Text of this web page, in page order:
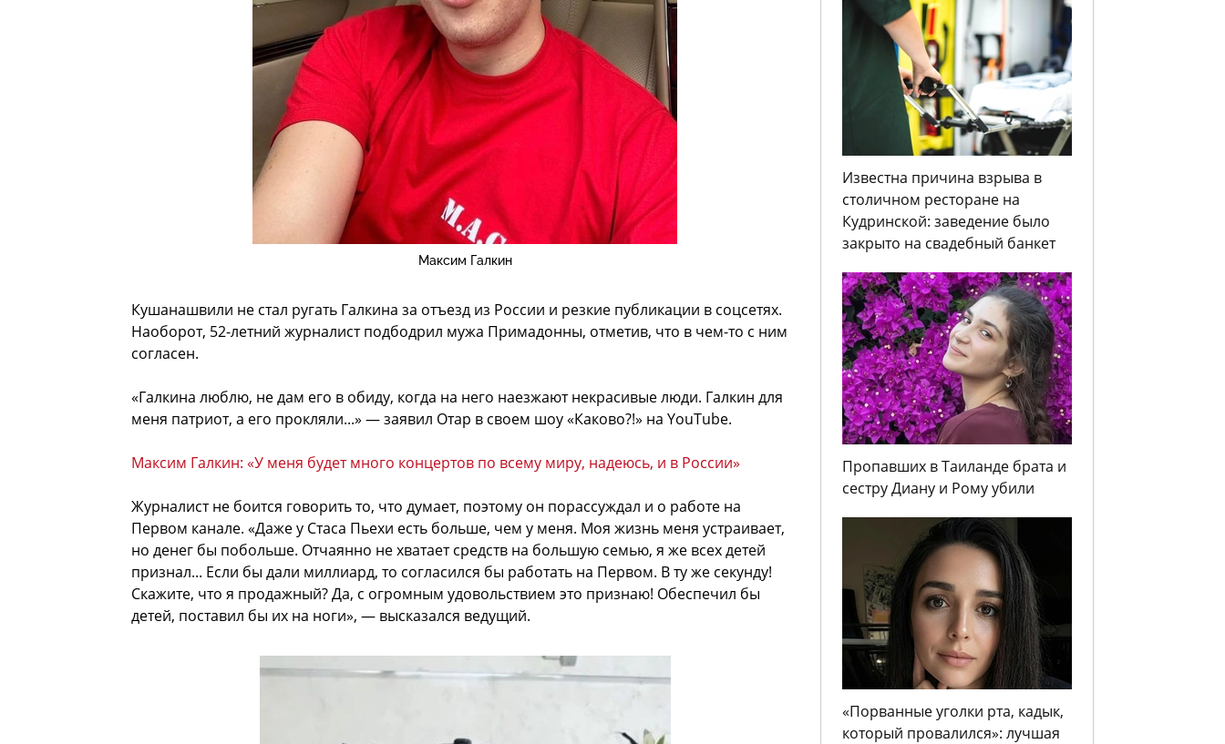
Максим Галкин
Кушанашвили не стал ругать Галкина за отъезд из России и резкие публикации в соцсетях.
Наоборот, 52-летний журналист подбодрил мужа Примадонны, отметив, что в чем-то с ним
согласен.
«Галкина люблю, не дам его в обиду, когда на него наезжают некрасивые люди. Галкин для
меня патриот, а его прокляли...» — заявил Отар в своем шоу «Каково?!» на YouTube.
Максим Галкин: «У меня будет много концертов по всему миру, надеюсь, и в России»
Журналист не боится говорить то, что думает, поэтому он порассуждал и о работе на
Первом канале. «Даже у Стаса Пьехи есть больше, чем у меня. Моя жизнь меня устраивает,
но денег бы побольше. Отчаянно не хватает средств на большую семью, я же всех детей
признал... Если бы дали миллиард, то согласился бы работать на Первом. В ту же секунду!
Скажите, что я продажный? Да, с огромным удовольствием это признаю! Обеспечил бы
детей, поставил бы их на ноги», — высказался ведущий.
Известна причина взрыва в
столичном ресторане на
Кудринской: заведение было
закрыто на свадебный банкет
Пропавших в Таиланде брата и
сестру Диану и Рому убили
«Порванные уголки рта, кадык,
который провалился»: лучшая